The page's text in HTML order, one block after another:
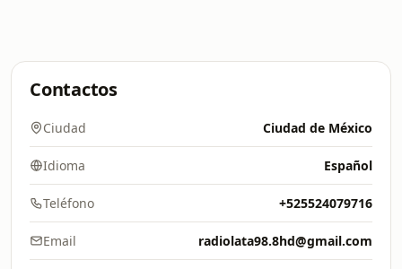
Contactos
Ciudad Ciudad de México
Idioma Español
Teléfono +525524079716
Email radiolata98.8hd@gmail.com